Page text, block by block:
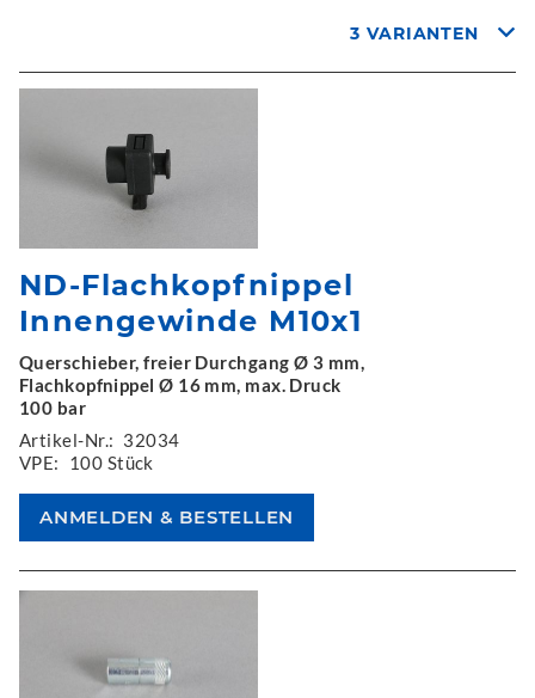
3 VARIANTEN
ND-Flachkopfnippel
Innengewinde M10x1
Querschieber, freier Durchgang Ø 3 mm,
Flachkopfnippel Ø 16 mm, max. Druck
100 bar
Artikel-Nr.: 32034
VPE:
100 Stück